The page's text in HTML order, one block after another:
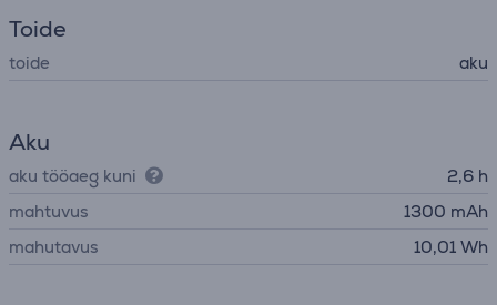
Toide
toide aku
Aku
aku tööaeg kuni
2,6 h
mahtuvus
1300 mAh
mahutavus
10,01 Wh